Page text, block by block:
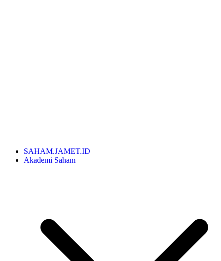
SAHAM.JAMET.ID
Akademi Saham